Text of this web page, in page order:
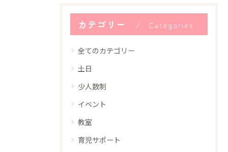
カテゴリー Categories
全てのカテゴリー
土日
少人数制
イベント
教室
育児サポート